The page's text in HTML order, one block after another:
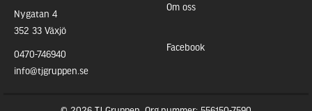
Nygatan 4
352 33 Växjö
0470-746940
info@tjgruppen.se
Om oss
Facebook